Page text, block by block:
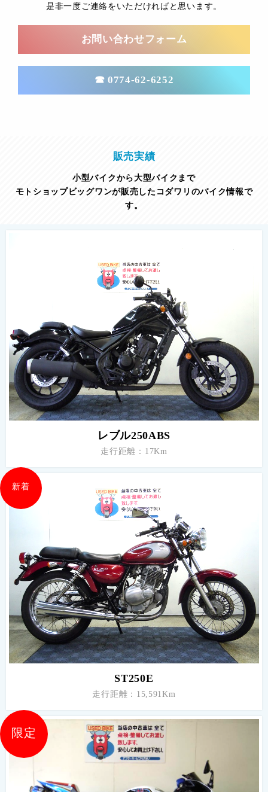
是非一度ご連絡をいただければと思います。
お問い合わせフォーム
☎ 0774-62-6252
販売実績
小型バイクから大型バイクまで
モトショップビッグワンが販売したコダワリのバイク情報で
す。
レブル250ABS
走行距離：17Km
新着
ST250E
走行距離：15,591Km
限定